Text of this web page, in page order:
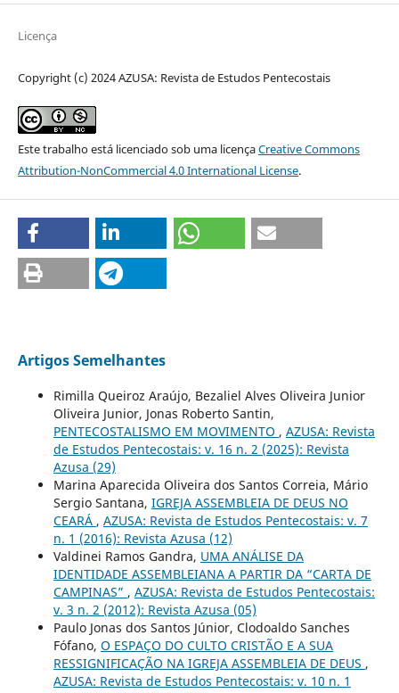
Licença
Copyright (c) 2024 AZUSA: Revista de Estudos Pentecostais
Este trabalho está licenciado sob uma licençaCreative Commons
Attribution-NonCommercial 4.0 International License.
Artigos Semelhantes
Rimilla Queiroz Araújo, Bezaliel Alves Oliveira Junior
Oliveira Junior, Jonas Roberto Santin,
PENTECOSTALISMO EM MOVIMENTO , AZUSA: Revista
de Estudos Pentecostais: v. 16 n. 2 (2025): Revista
Azusa (29)
Marina Aparecida Oliveira dos Santos Correia, Mário
Sergio Santana, IGREJA ASSEMBLEIA DE DEUS NO
CEARÁ , AZUSA: Revista de Estudos Pentecostais: v. 7
n. 1 (2016): Revista Azusa (12)
Valdinei Ramos Gandra, UMA ANÁLISE DA
IDENTIDADE ASSEMBLEIANA A PARTIR DA “CARTA DE
CAMPINAS” , AZUSA: Revista de Estudos Pentecostais:
v. 3 n. 2 (2012): Revista Azusa (05)
Paulo Jonas dos Santos Júnior, Clodoaldo Sanches
Fófano, O ESPAÇO DO CULTO CRISTÃO E A SUA
RESSIGNIFICAÇÃO NA IGREJA ASSEMBLEIA DE DEUS ,
AZUSA: Revista de Estudos Pentecostais: v. 10 n. 1